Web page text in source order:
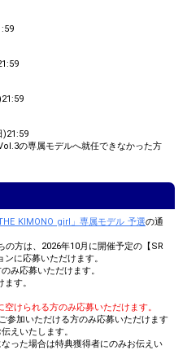
)21:59
の専属モデルへ就任できなかった方
KIMONO girl」専属モデル 予選の通
の方は、2026年10月に開催予定の【SR
に応募いただけます。
み応募いただけます。
す。
けられる方のみ応募いただけます。
参加いただける方のみ応募いただけます
えいたします。
った場合は特典獲得者にのみお伝えい